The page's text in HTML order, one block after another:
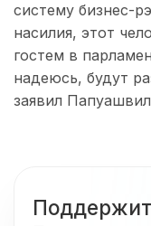
систему бизнес-
насилия, этот
гостем в
надеюсь, будут
заявил